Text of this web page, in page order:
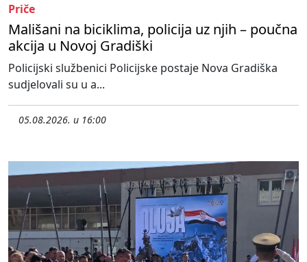
Priče
Mališani na biciklima, policija uz njih – poučna
akcija u Novoj Gradiški
Policijski službenici Policijske postaje Nova Gradiška
sudjelovali su u a...
05.08.2026. u 16:00